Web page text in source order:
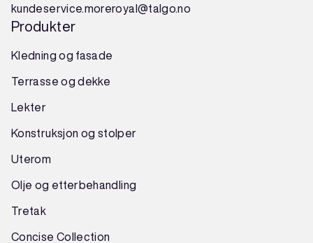
kundeservice.moreroyal@talgo.no
Produkter
Kledning og fasade
Terrasse og dekke
Lekter
Konstruksjon og stolper
Uterom
Olje og etterbehandling
Tretak
Concise Collection